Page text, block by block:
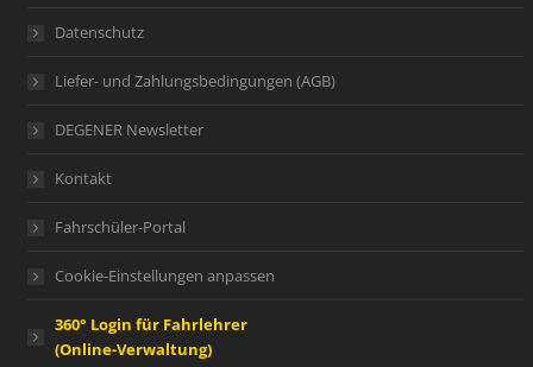
Datenschutz
Liefer- und Zahlungsbedingungen (AGB)
DEGENER Newsletter
Kontakt
Fahrschüler-Portal
Cookie-Einstellungen anpassen
360° Login für Fahrlehrer
(Online-Verwaltung)